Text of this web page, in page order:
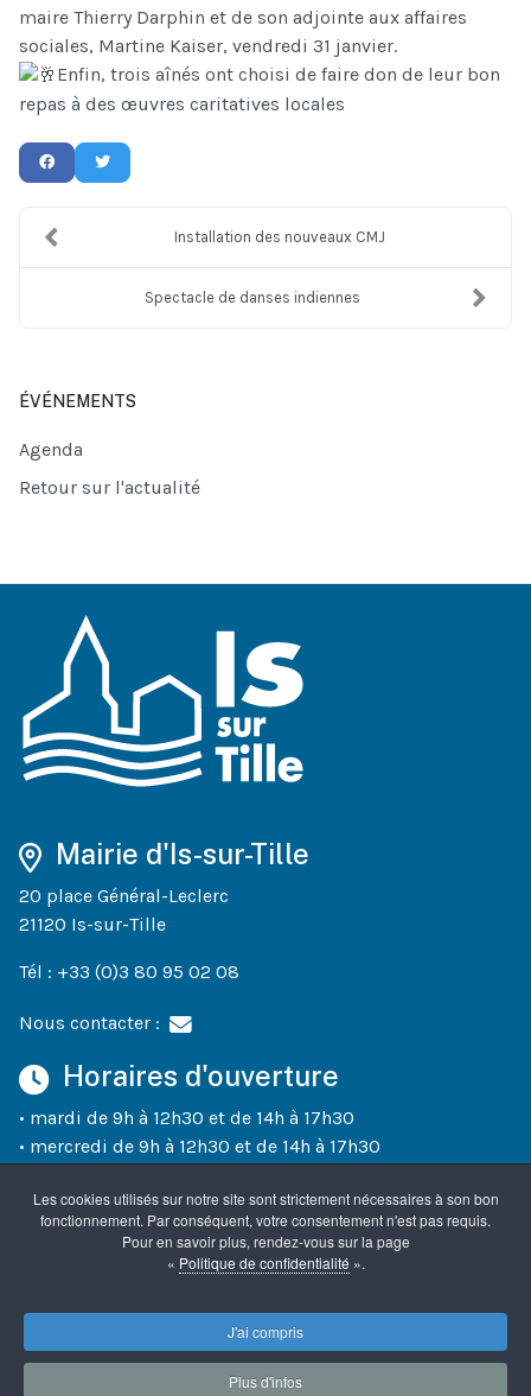
maire Thierry Darphin et de son adjointe aux affaires
sociales, Martine Kaiser, vendredi 31 janvier.
Enfin, trois aînés ont choisi de faire don de leur bon
repas à des œuvres caritatives locales
Installation des nouveaux CMJ
Spectacle de danses indiennes
ÉVÉNEMENTS
Agenda
Retour sur l'actualité
Mairie d'Is-sur-Tille
20 place Général-Leclerc
21120 Is-sur-Tille
Tél : +33 (0)3 80 95 02 08
Nous contacter :
Horaires d'ouverture
• mardi de 9h à 12h30 et de 14h à 17h30
• mercredi de 9h à 12h30 et de 14h à 17h30
• vendredi de 9h à 12h30 et de 14h à 17h30
• un samedi sur deux (semaines paires) de 10h à 12h
Accueil Mentions légales Confidentialité
Les cookies utilisés sur notre site sont strictement nécessaires à son bon
fonctionnement. Par conséquent, votre consentement n'est pas requis.
Pour en savoir plus, rendez-vous sur la page
« Politique de confidentialité ».
J'ai compris
Plus d'infos